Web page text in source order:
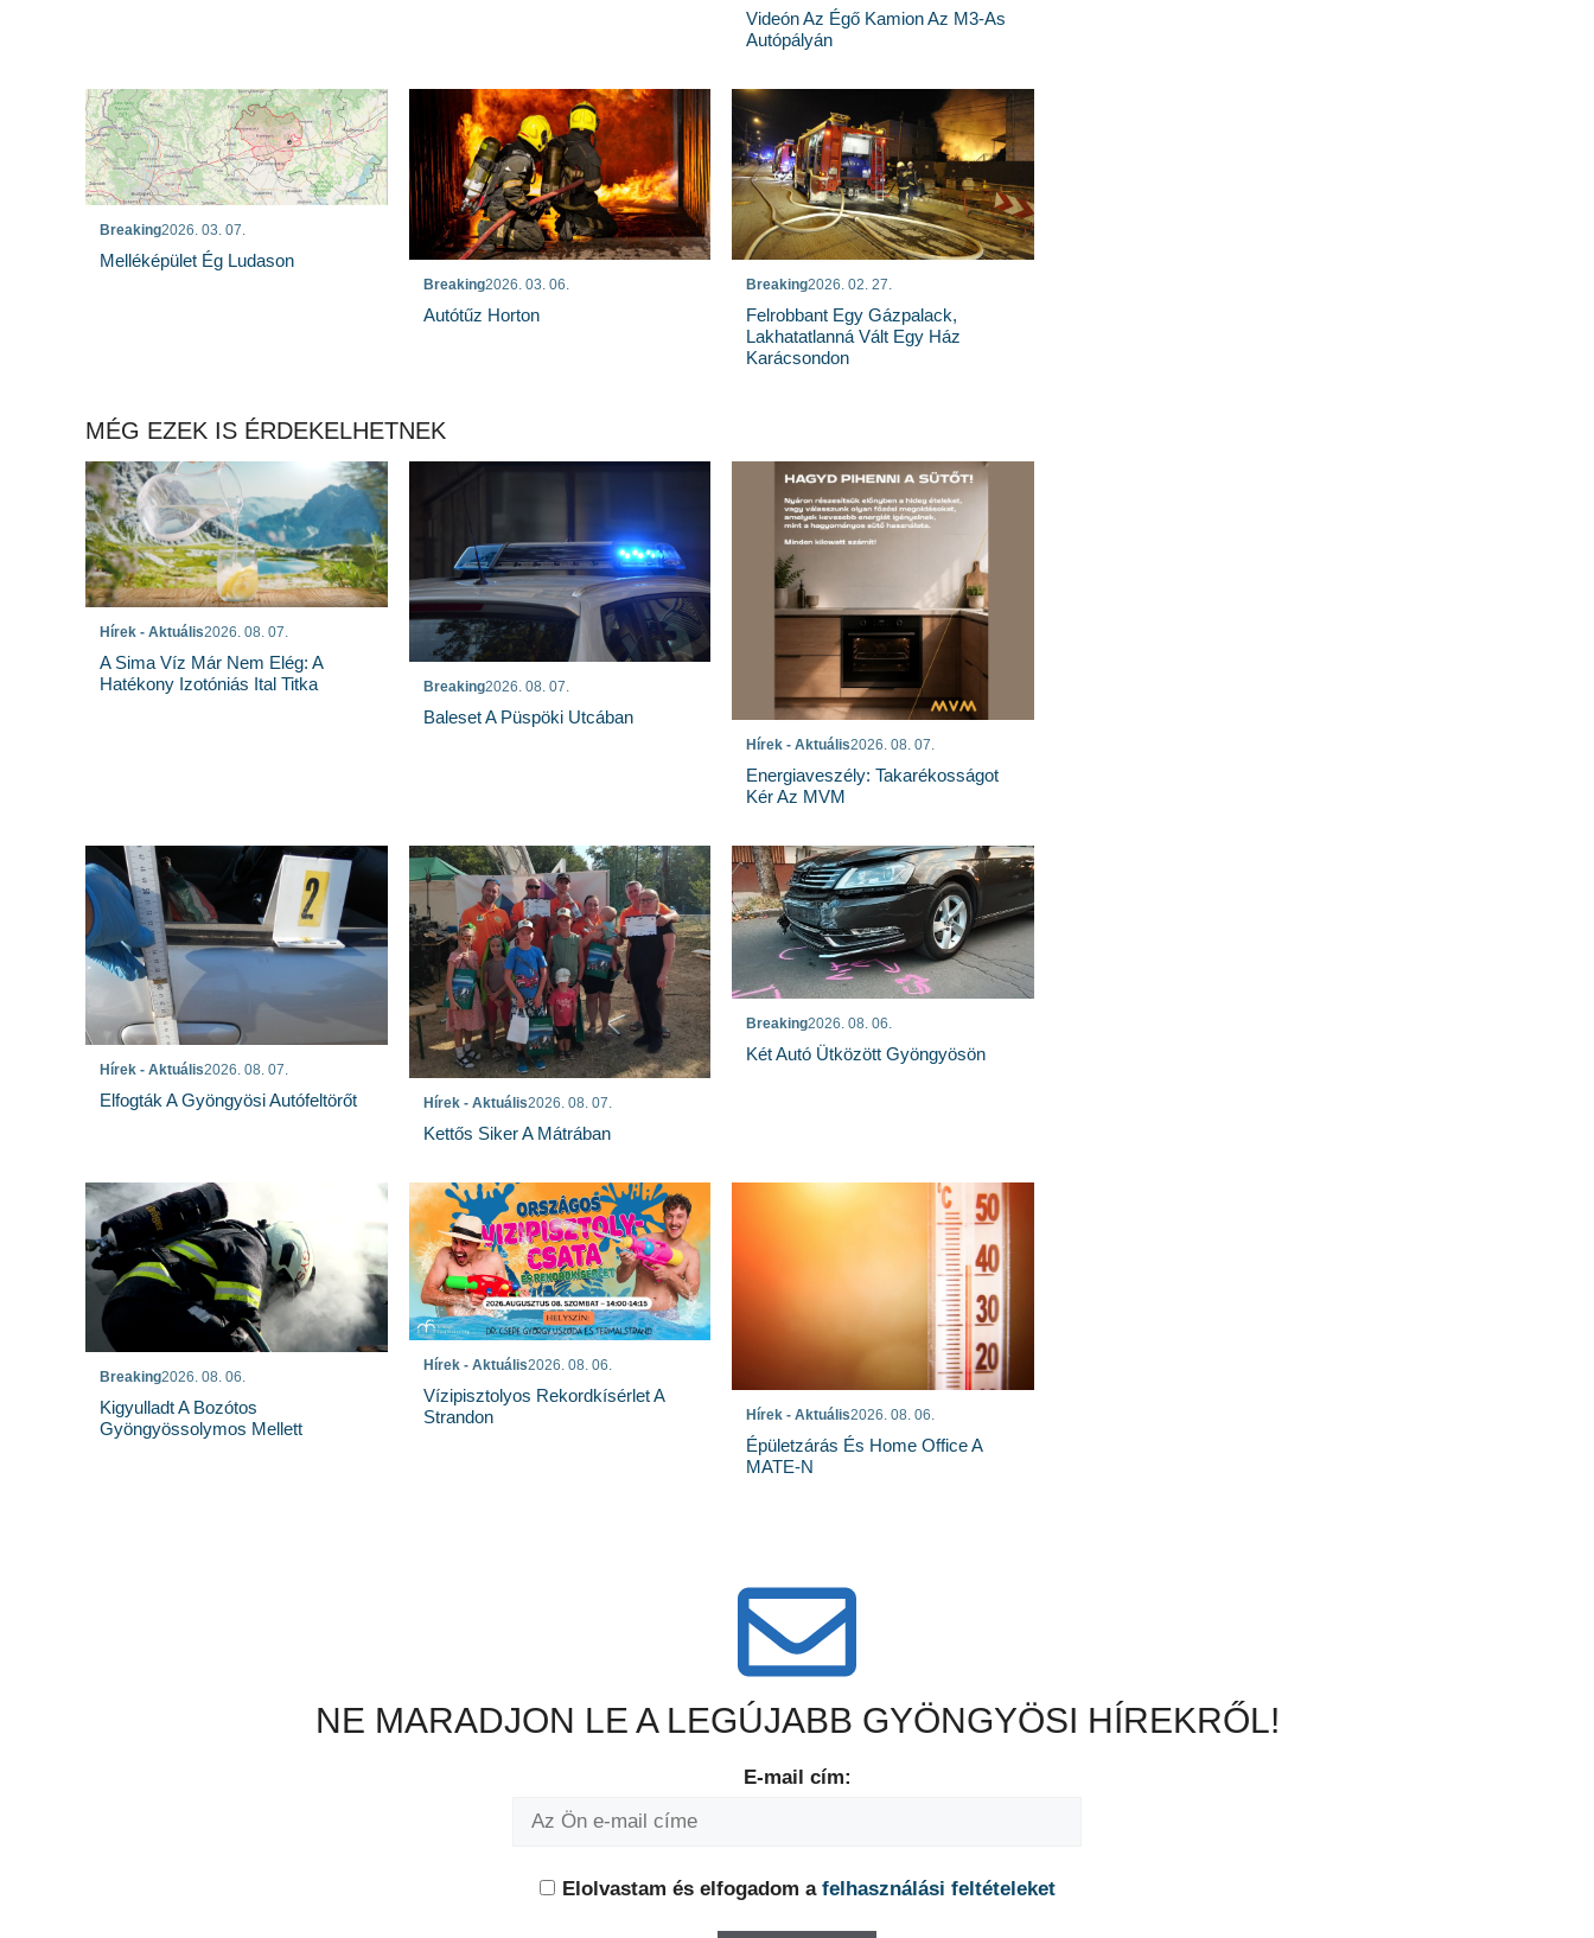
Videón Az Égő Kamion Az M3-As
Autópályán
Breaking2026. 03. 07.
Melléképület Ég Ludason
Breaking2026. 03. 06.
Autótűz Horton
Breaking2026. 02. 27.
Felrobbant Egy Gázpalack,
Lakhatatlanná Vált Egy Ház
Karácsondon
MÉG EZEK IS ÉRDEKELHETNEK
Hírek - Aktuális2026. 08. 07.
A Sima Víz Már Nem Elég: A
Hatékony Izotóniás Ital Titka
Breaking2026. 08. 07.
Baleset A Püspöki Utcában
Hírek - Aktuális2026. 08. 07.
Energiaveszély: Takarékosságot
Kér Az MVM
Hírek - Aktuális2026. 08. 07.
Elfogták A Gyöngyösi Autófeltörőt Hírek - Aktuális2026. 08. 07.
Kettős Siker A Mátrában
Breaking2026. 08. 06.
Két Autó Ütközött Gyöngyösön
Breaking2026. 08. 06.
Kigyulladt A Bozótos
Gyöngyössolymos Mellett
Hírek - Aktuális2026. 08. 06.
Vízipisztolyos Rekordkísérlet A
Strandon
Hírek - Aktuális2026. 08. 06.
Épületzárás És Home Office A
MATE-N
NE MARADJON LE A LEGÚJABB GYÖNGYÖSI HÍREKRŐL!
E-mail cím:
Elolvastam és elfogadom a felhasználási feltételeket